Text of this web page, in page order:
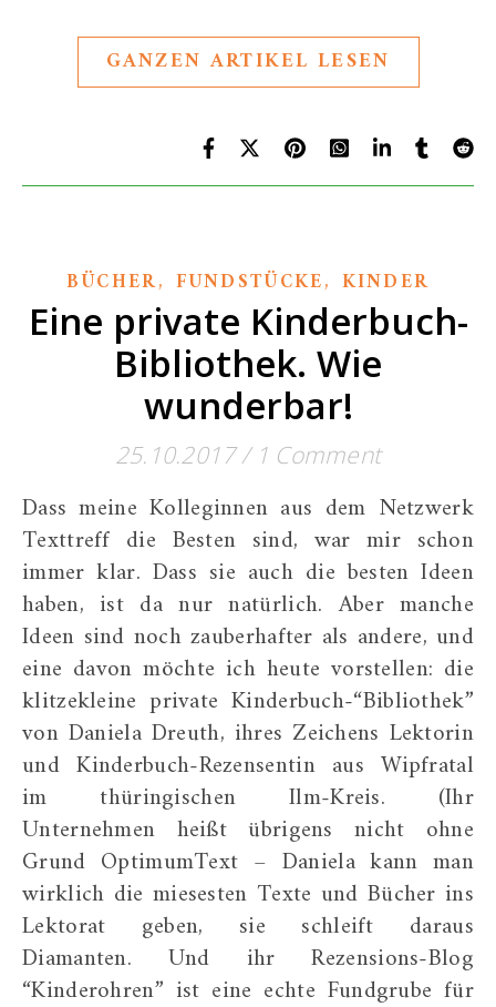
GANZEN ARTIKEL LESEN
BÜCHER, FUNDSTÜCKE, KINDER
Eine private Kinderbuch-
Bibliothek. Wie
wunderbar!
25.10.2017/ 1 Comment
Dass meine Kolleginnen aus dem Netzwerk
Texttreff die Besten sind, war mir schon
immer klar. Dass sie auch die besten Ideen
haben, ist da nur natürlich. Aber manche
Ideen sind noch zauberhafter als andere, und
eine davon möchte ich heute vorstellen: die
klitzekleine private Kinderbuch-“Bibliothek”
von Daniela Dreuth, ihres Zeichens Lektorin
und Kinderbuch-Rezensentin aus Wipfratal
im thüringischen Ilm-Kreis. (Ihr
Unternehmen heißt übrigens nicht ohne
Grund OptimumText – Daniela kann man
wirklich die miesesten Texte und Bücher ins
Lektorat geben, sie schleift daraus
Diamanten. Und ihr Rezensions-Blog
“Kinderohren” ist eine echte Fundgrube für